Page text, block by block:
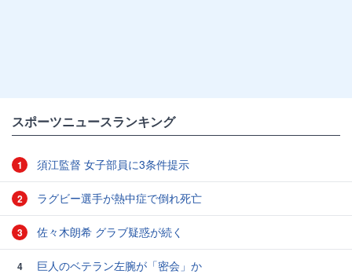
スポーツニュースランキング
1 須江監督 女子部員に3条件提示
2 ラグビー選手が熱中症で倒れ死亡
3 佐々木朗希 グラブ疑惑が続く
4 巨人のベテラン左腕が「密会」か